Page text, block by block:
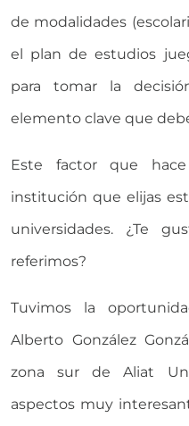
de modalidades
el plan de estudios
para tomar la
elemento clave que
Este factor que
institución que elijas
universidades. ¿Te
referimos?
Tuvimos la
Alberto González
zona sur de Aliat
aspectos muy